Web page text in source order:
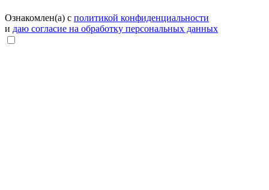
Ознакомлен(а) с политикой конфиденциальности
и даю согласие на обработку персональных данных